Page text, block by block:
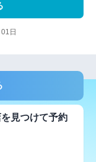
日
見つけて予約